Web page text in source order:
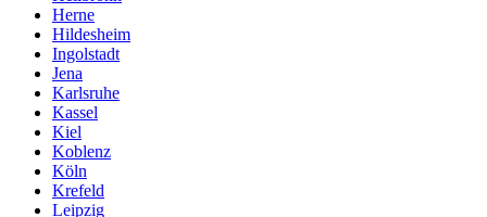
Herne
Hildesheim
Ingolstadt
Jena
Karlsruhe
Kassel
Kiel
Koblenz
Köln
Krefeld
Leipzig